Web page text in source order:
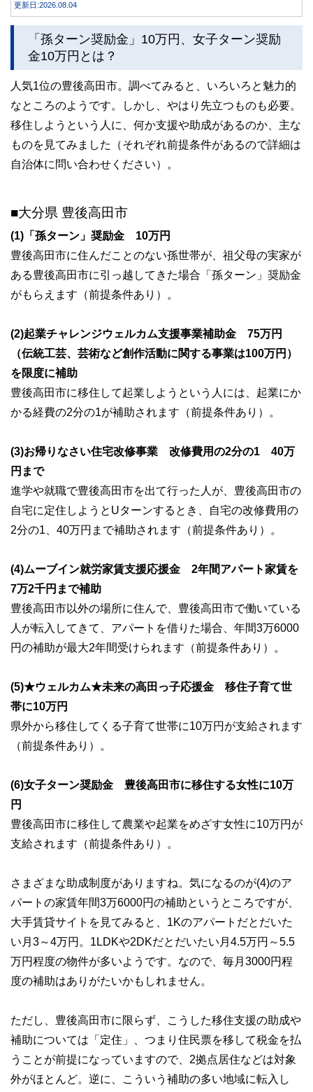
更新日:2026.08.04
「孫ターン奨励金」10万円、女子ターン奨励
金10万円とは？
人気1位の豊後高田市。調べてみると、いろいろと魅力的
なところのようです。しかし、やはり先立つものも必要。
移住しようという人に、何か支援や助成があるのか、主な
ものを見てみました（それぞれ前提条件があるので詳細は
自治体に問い合わせください）。
■大分県 豊後高田市
(1)「孫ターン」奨励金 10万円
豊後高田市に住んだことのない孫世帯が、祖父母の実家が
ある豊後高田市に引っ越してきた場合「孫ターン」奨励金
がもらえます（前提条件あり）。
(2)起業チャレンジウェルカム支援事業補助金 75万円
（伝統工芸、芸術など創作活動に関する事業は100万円）
を限度に補助
豊後高田市に移住して起業しようという人には、起業にか
かる経費の2分の1が補助されます（前提条件あり）。
(3)お帰りなさい住宅改修事業 改修費用の2分の1 40万
円まで
進学や就職で豊後高田市を出て行った人が、豊後高田市の
自宅に定住しようとUターンするとき、自宅の改修費用の
2分の1、40万円まで補助されます（前提条件あり）。
(4)ムーブイン就労家賃支援応援金 2年間アパート家賃を
7万2千円まで補助
豊後高田市以外の場所に住んで、豊後高田市で働いている
人が転入してきて、アパートを借りた場合、年間3万6000
円の補助が最大2年間受けられます（前提条件あり）。
(5)★ウェルカム★未来の高田っ子応援金 移住子育て世
帯に10万円
県外から移住してくる子育て世帯に10万円が支給されます
（前提条件あり）。
(6)女子ターン奨励金 豊後高田市に移住する女性に10万
円
豊後高田市に移住して農業や起業をめざす女性に10万円が
支給されます（前提条件あり）。
さまざまな助成制度がありますね。気になるのが(4)のア
パートの家賃年間3万6000円の補助というところですが、
大手賃貸サイトを見てみると、1Kのアパートだとだいた
い月3～4万円。1LDKや2DKだとだいたい月4.5万円～5.5
万円程度の物件が多いようです。なので、毎月3000円程
度の補助はありがたいかもしれません。
ただし、豊後高田市に限らず、こうした移住支援の助成や
補助については「定住」、つまり住民票を移して税金を払
うことが前提になっていますので、2拠点居住などは対象
外がほとんど。逆に、こういう補助の多い地域に転入し